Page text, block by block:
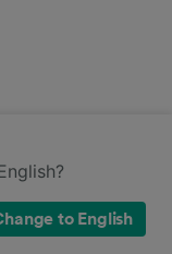
to English